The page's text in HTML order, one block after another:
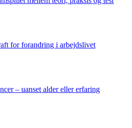
for forandring i arbejdslivet
– uanset alder eller erfaring